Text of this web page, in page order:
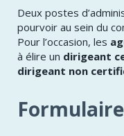
Deux postes
pourvoir au sein du
Pour l’occasion, les
à élire un dirigeant
dirigeant non